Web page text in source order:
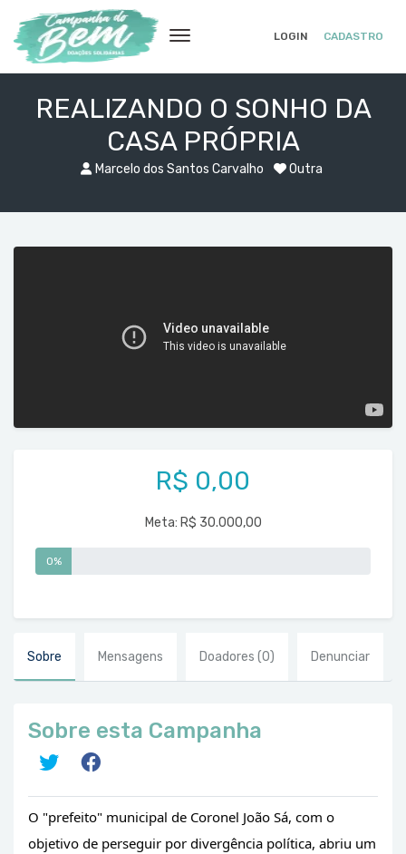
LOGIN CADASTRO
REALIZANDO O SONHO DA
CASA PRÓPRIA
Marcelo dos Santos Carvalho Outra
R$ 0,00
Meta: R$ 30.000,00
0%
Sobre Mensagens Doadores (0) Denunciar
Sobre esta Campanha
O "prefeito" municipal de Coronel João Sá, com o
objetivo de perseguir por divergência política, abriu um